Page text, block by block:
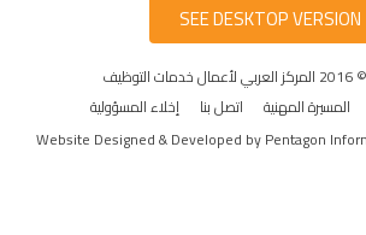
SEE DESKTOP VERSION
المسيرة المهنية اتصل بنا إخلاء المسؤولية